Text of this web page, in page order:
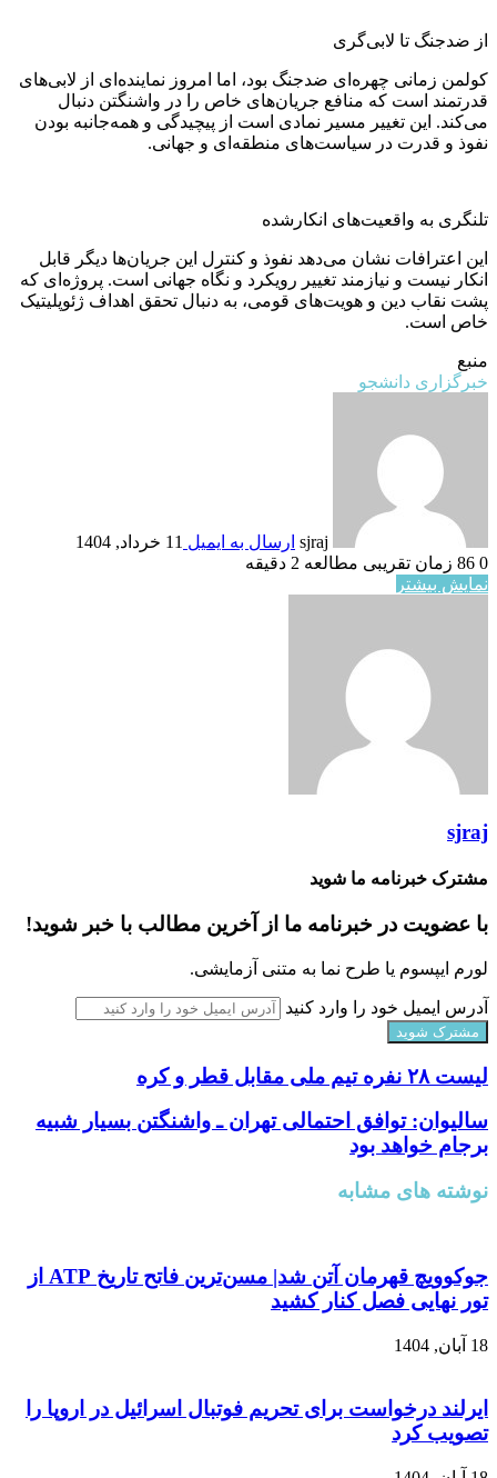
از ضدجنگ تا لابی‌گری
کولمن زمانی چهره‌ای ضدجنگ بود، اما امروز نماینده‌ای از لابی‌های
قدرتمند است که منافع جریان‌های خاص را در واشنگتن دنبال
می‌کند. این تغییر مسیر نمادی است از پیچیدگی و همه‌جانبه بودن
نفوذ و قدرت در سیاست‌های منطقه‌ای و جهانی.
تلنگری به واقعیت‌های انکارشده
این اعترافات نشان می‌دهد نفوذ و کنترل این جریان‌ها دیگر قابل
انکار نیست و نیازمند تغییر رویکرد و نگاه جهانی است. پروژه‌ای که
پشت نقاب دین و هویت‌های قومی، به دنبال تحقق اهداف ژئوپلیتیک
خاص است.
منبع
خبرگزاری دانشجو
sjraj ارسال به ایمیل 11 خرداد, 1404
0
زمان تقریبی مطالعه 2 دقیقه
نمایش بیشتر
sjraj
مشترک خبرنامه ما شوید
با عضویت در خبرنامه ما از آخرین مطالب با خبر شوید!
لورم ایپسوم یا طرح‌ نما به متنی آزمایشی.
آدرس ایمیل خود را وارد کنید
لیست ٢٨ نفره تیم ملی مقابل قطر و کره
سالیوان: توافق احتمالی تهران ـ واشنگتن بسیار شبیه
برجام خواهد بود
نوشته های مشابه
جوکوویچ قهرمان آتن شد| مسن‌ترین فاتح تاریخ ATP از
تور نهایی فصل کنار کشید
18 آبان, 1404
ایرلند درخواست برای تحریم فوتبال اسرائیل در اروپا را
تصویب کرد